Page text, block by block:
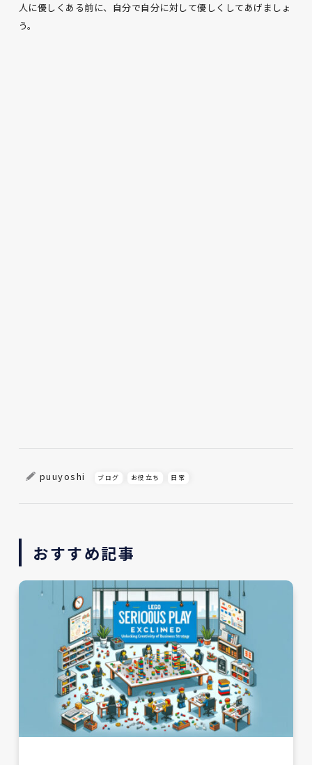
人に優しくある前に、自分で自分に対して優しくしてあげましょ
う。
puuyoshi ブログ お役立ち 日常
おすすめ記事